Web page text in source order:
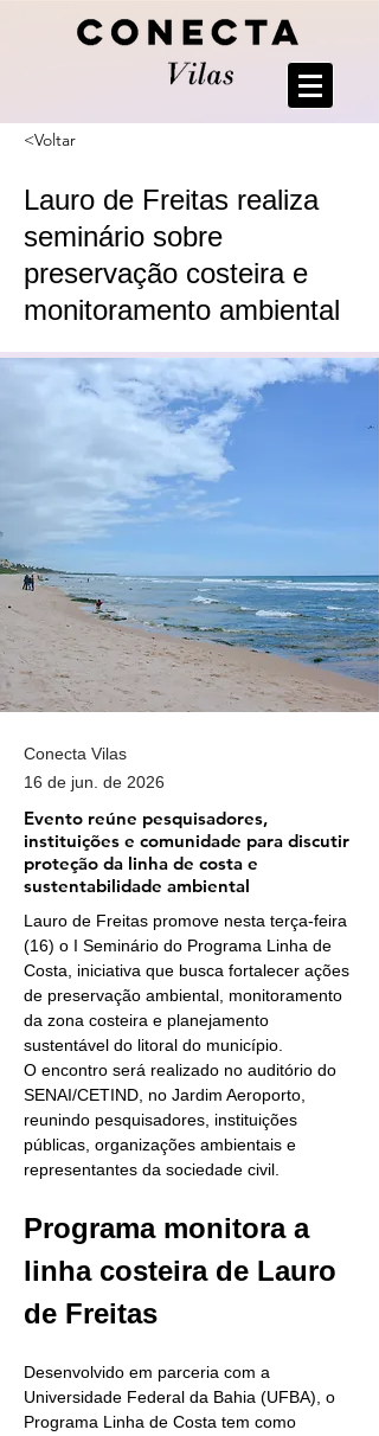
<Voltar
Lauro de Freitas realiza
seminário sobre
preservação costeira e
monitoramento ambiental
Conecta Vilas
16 de jun. de 2026
Evento reúne pesquisadores,
instituições e comunidade para discutir
proteção da linha de costa e
sustentabilidade ambiental
Lauro de Freitas promove nesta terça-feira
(16) o I Seminário do Programa Linha de
Costa, iniciativa que busca fortalecer ações
de preservação ambiental, monitoramento
da zona costeira e planejamento
sustentável do litoral do município.
O encontro será realizado no auditório do
SENAI/CETIND, no Jardim Aeroporto,
reunindo pesquisadores, instituições
públicas, organizações ambientais e
representantes da sociedade civil.
Programa monitora a
linha costeira de Lauro
de Freitas
Desenvolvido em parceria com a
Universidade Federal da Bahia (UFBA), o
Programa Linha de Costa tem como